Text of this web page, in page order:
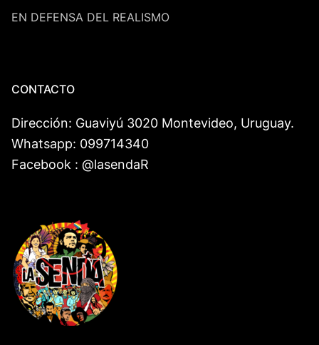
EN DEFENSA DEL REALISMO
CONTACTO
Dirección: Guaviyú 3020 Montevideo, Uruguay.
Whatsapp: 099714340
Facebook : @lasendaR